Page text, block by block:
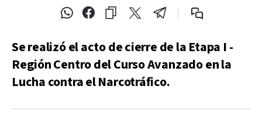
Se realizó el acto de cierre de la Etapa I -
Región Centro del Curso Avanzado en la
Lucha contra el Narcotráfico.